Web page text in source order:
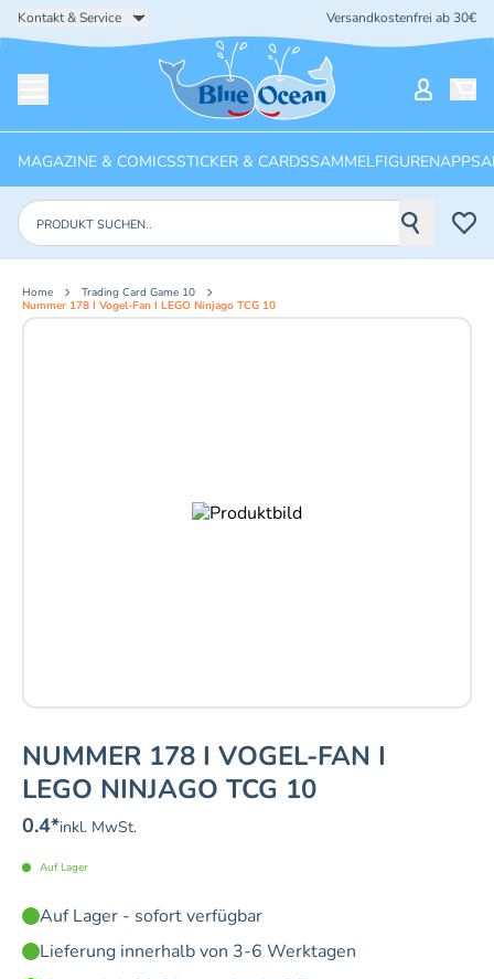
Kontakt & Service Versandkostenfrei ab 30€
Startseite
MAGAZINE & COMICSSTICKER & CARDSSAMMELFIGURENAPPS
Produkte suchen
Home
Trading Card Game 10
Nummer 178 I Vogel-Fan I LEGO Ninjago TCG 10
NUMMER 178 I VOGEL-FAN I
LEGO NINJAGO TCG 10
0.4*inkl. MwSt.
Auf Lager
Auf Lager - sofort verfügbar
Lieferung innerhalb von 3-6 Werktagen